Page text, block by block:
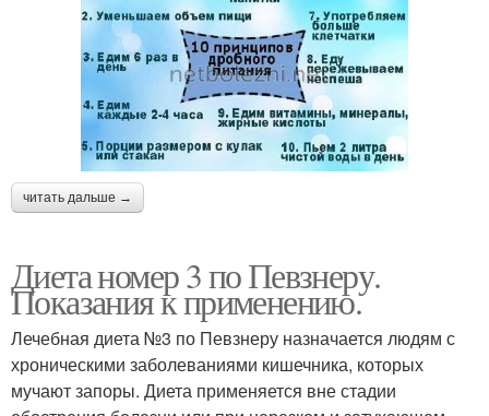
читать дальше →
Диета номер 3 по Певзнеру.
Показания к применению.
Лечебная диета №3 по Певзнеру назначается людям с
хроническими заболеваниями кишечника, которых
мучают запоры. Диета применяется вне стадии